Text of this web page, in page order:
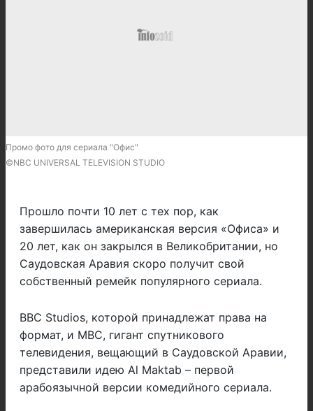
Промо фото для сериала "Офис"
©NBC UNIVERSAL TELEVISION STUDIO
Прошло почти 10 лет с тех пор, как
завершилась американская версия «Офиса» и
20 лет, как он закрылся в Великобритании, но
Саудовская Аравия скоро получит свой
собственный ремейк популярного сериала.
BBC Studios, которой принадлежат права на
формат, и MBC, гигант спутникового
телевидения, вещающий в Саудовской Аравии,
представили идею Al Maktab – первой
арабоязычной версии комедийного сериала.